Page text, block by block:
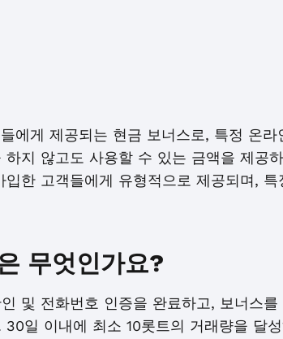
에게 제공되는 현금 보너스로, 특정 온라
지 않고도 사용할 수 있는 금액을 제공
한 고객들에게 유형적으로 제공되며,
무엇인가요?
및 전화번호 인증을 완료하고, 보너스
일 이내에 최소 10롯트의 거래량을 달